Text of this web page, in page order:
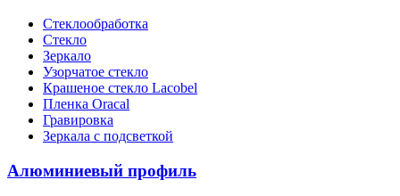
Стеклообработка
Стекло
Зеркало
Узорчатое стекло
Крашеное стекло Lacobel
Пленка Oracal
Гравировка
Зеркала с подсветкой
Алюминиевый профиль